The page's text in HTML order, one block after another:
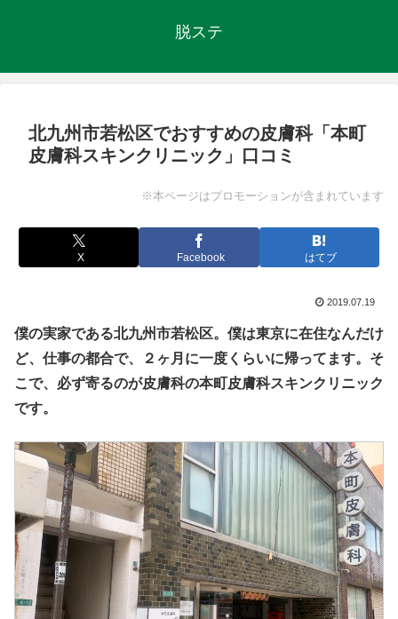
脱ステ
北九州市若松区でおすすめの皮膚科「本町
皮膚科スキンクリニック」口コミ
※本ページはプロモーションが含まれています
X Facebook はてブ
2019.07.19
僕の実家である北九州市若松区。僕は東京に在住なんだけ
ど、仕事の都合で、２ヶ月に一度くらいに帰ってます。そ
こで、必ず寄るのが皮膚科の本町皮膚科スキンクリニック
です。